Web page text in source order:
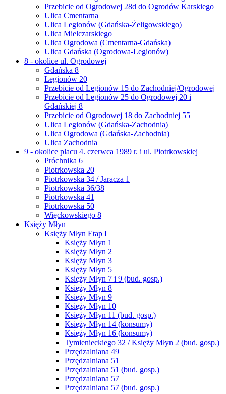
Przebicie od Ogrodowej 28d do Ogrodów Karskiego
Ulica Cmentarna
Ulica Legionów (Gdańska-Żeligowskiego)
Ulica Mielczarskiego
Ulica Ogrodowa (Cmentarna-Gdańska)
Ulica Gdańska (Ogrodowa-Legionów)
8 - okolice ul. Ogrodowej
Gdańska 8
Legionów 20
Przebicie od Legionów 15 do Zachodniej/Ogrodowej
Przebicie od Legionów 25 do Ogrodowej 20 i
Gdańskiej 8
Przebicie od Ogrodowej 18 do Zachodniej 55
Ulica Legionów (Gdańska-Zachodnia)
Ulica Ogrodowa (Gdańska-Zachodnia)
Ulica Zachodnia
9 - okolice placu 4. czerwca 1989 r. i ul. Piotrkowskiej
Próchnika 6
Piotrkowska 20
Piotrkowska 34 / Jaracza 1
Piotrkowska 36/38
Piotrkowska 41
Piotrkowska 50
Więckowskiego 8
Księży Młyn
Księży Młyn Etap I
Księży Młyn 1
Księży Młyn 2
Księży Młyn 3
Księży Młyn 5
Księży Młyn 7 i 9 (bud. gosp.)
Księży Młyn 8
Księży Młyn 9
Księży Młyn 10
Księży Młyn 11 (bud. gosp.)
Księży Młyn 14 (konsumy)
Księży Młyn 16 (konsumy)
Tymienieckiego 32 / Księży Młyn 2 (bud. gosp.)
Przędzalniana 49
Przędzalniana 51
Przędzalniana 51 (bud. gosp.)
Przędzalniana 57
Przędzalniana 57 (bud. gosp.)